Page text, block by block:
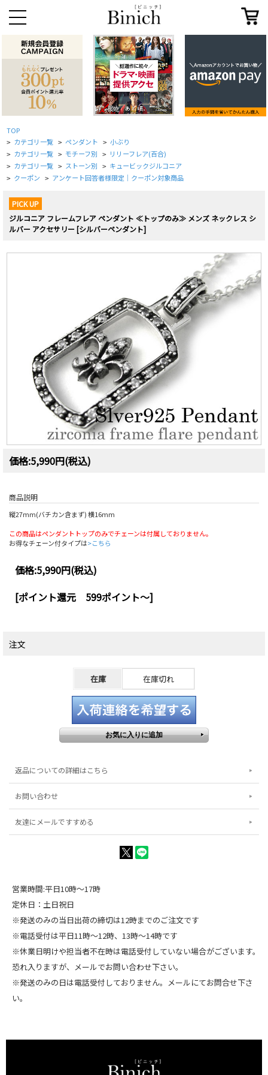
TOP
> カテゴリ一覧 > ペンダント > 小ぶり
> カテゴリ一覧 > モチーフ別 > リリーフレア(百合)
> カテゴリ一覧 > ストーン別 > キュービックジルコニア
> クーポン > アンケート回答者様限定｜クーポン対象商品
PICK UP
ジルコニア フレームフレア ペンダント ≪トップのみ≫ メンズ ネックレス シ
ルバー アクセサリー [シルバーペンダント]
価格:5,990円(税込)
商品説明
縦27mm(バチカン含まず) 横16mm
この商品はペンダントトップのみでチェーンは付属しておりません。
お得なチェーン付タイプは>こちら
価格:5,990円(税込)
[ポイント還元 599ポイント～]
注文
在庫 在庫切れ
返品についての詳細はこちら
お問い合わせ
友達にメールですすめる
営業時間:平日10時～17時
定休日：土日祝日
※発送のみの当日出荷の締切は12時までのご注文です
※電話受付は平日11時～12時、13時～14時です
※休業日明けや担当者不在時は電話受付していない場合がございます。
恐れ入りますが、メールでお問い合わせ下さい。
※発送のみの日は電話受付しておりません。メールにてお問合せ下さ
い。